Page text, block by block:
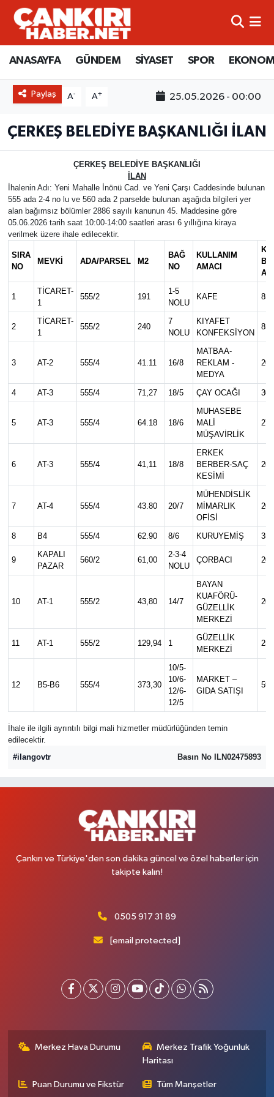
ANASAYFA GÜNDEM SİYASET SPOR
Paylaş A- A+ 25.05.2026 - 00:00
ÇERKEŞ BELEDİYE BAŞKANLIĞI İLAN
ÇERKEŞ BELEDİYE BAŞKANLIĞI
İLAN
İhalenin Adı: Yeni Mahalle İnönü Cad. ve Yeni Çarşı Caddesinde bulunan
555 ada 2-4 no lu ve 560 ada 2 parselde bulunan aşağıda bilgileri yer
alan bağımsız bölümler 2886 sayılı kanunun 45. Maddesine göre
05.06.2026 tarih saat 10:00-14:00 saatleri arası 6 yıllığına kiraya
verilmek üzere ihale edilecektir.
SIRA
NO
MEVKİ ADA/PARSEL M2
BAĞ
NO
KULLANIM
AMACI
1
TİCARET-
1
555/2 191
1-5
NOLU
KAFE
2
TİCARET-
1
555/2 240
7
NOLU
KIYAFET
KONFEKSİYON
3 AT-2 555/4 41.11 16/8
MATBAA-
REKLAM -
MEDYA
4 AT-3 555/4 71,27 18/5 ÇAY OCAĞI
5 AT-3 555/4 64.18 18/6
MUHASEBE
MALİ
MÜŞAVİRLİK
6 AT-3 555/4 41,11 18/8
ERKEK
BERBER-SAÇ
KESİMİ
7 AT-4 555/4 43.80 20/7
MÜHENDİSLİK
MİMARLIK
OFİSİ
8 B4 555/4 62.90 8/6 KURUYEMİŞ
9
KAPALI
PAZAR
560/2 61,00
2-3-4
NOLU
ÇORBACI
10 AT-1 555/2 43,80 14/7
BAYAN
KUAFÖRÜ-
GÜZELLİK
MERKEZİ
11 AT-1 555/2 129,94 1
GÜZELLİK
MERKEZİ
12 B5-B6 555/4 373,30
10/5-
10/6-
12/6-
12/5
MARKET –
GIDA SATIŞI
İhale ile ilgili ayrıntılı bilgi mali hizmetler müdürlüğünden temin
edilecektir.
#ilangovtr
Basın No ILN02475893
Çankırı ve Türkiye'den son dakika güncel ve özel haberler için
takipte kalın!
0505 917 31 89
[email protected]
Merkez Hava Durumu
Merkez Trafik Yoğunluk
Haritası
Puan Durumu ve Fikstür Tüm Manşetler
ANASAYFA
GÜNDEM
SPOR
EKONOMİ
EĞİTİM
RESMİ İLANLAR
Künye
İletişim
BİYOGRAFİLER
EKONOMİ
GENEL
GÜNDEM
kimdir-nedir-nasil
KÜLTÜR SANAT
MAGAZİN
SAĞLIK
SİYASET
SPOR
VİZYONDAKİLER
Merkez Hava Durumu
Merkez Trafik Yoğunluk Haritası
Tüm Manşetler
Son Dakika Haberleri
Haber Arşivi